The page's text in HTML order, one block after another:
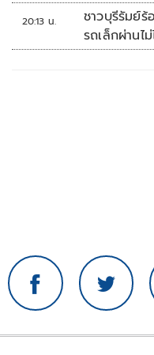
20:13 น.
ชาวบุรีรัมย์ร้
รถเล็กผ่านไ